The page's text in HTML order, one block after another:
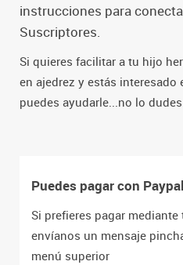
instrucciones para
Suscriptores.
Si quieres facilitar a tu hijo
en ajedrez y estás interesado
puedes ayudarle...no lo
Puedes pagar con Paypal
Si prefieres pagar
envíanos un mensaje
menú superior